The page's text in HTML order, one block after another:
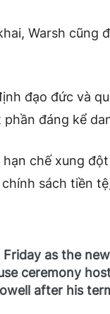
Warsh cũng
đạo đức và
đáng kể
chế xung
sách tiền
as the
ceremony
after his